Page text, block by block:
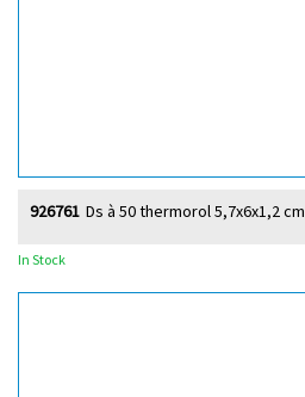
Ds à 50 thermorol 5,7x6x1,2 cm
926761
In Stock